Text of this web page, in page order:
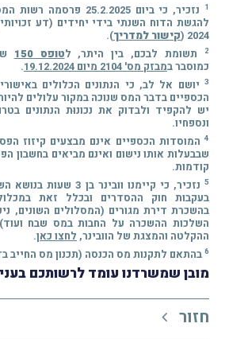
1
נזכיר, כי ביום
להגשת הדוח השנתי בידי יחידים (דע
2024 ( קישור למדריך).
2 תשומת לבכם, בין היתר, לטופס 150
כמוסבר במבזק מס' 2104 מיום 19.12.2024 .
3 יושם אל לב, כי הנתונים הכלולים
הכספיים בדבר המס שנוכה במקור עלולים
יש להקפיד ולבדוק את נכונוּת הנתונים
ונספחיו.
4 המוסדות הכספיים אינם מבצעים קיזוז
שבבעלות אותו נישום ואינם מביאים בחשבון
קודמות.
5
נזכיר, כי קיימנו וובינר
בעקבות חוק ההסדרים ובכלל זאת
בהשכרת דירת מגורים (המסלולים השונים,
השלכות ההשכרה על החבות במס שבח
ההקלטה והמצגת של הוובינר, לחצו כאן.
6 בהתאם לתקנות מס הכנסה (תכנון מס החייב
מובן שמשרדנו עומד לרשותכם
חזור